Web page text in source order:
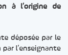
à l’origine de
déposée par le
l’enseignante